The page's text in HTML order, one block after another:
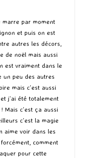
marre par moment
et puis on est
autres les décors,
de noël mais aussi
est vraiment dans le
un peu des autres
mais c’est aussi
j’ai été totalement
Mais c’est ça aussi
c’est la magie
aime voir dans les
comment
pour cette